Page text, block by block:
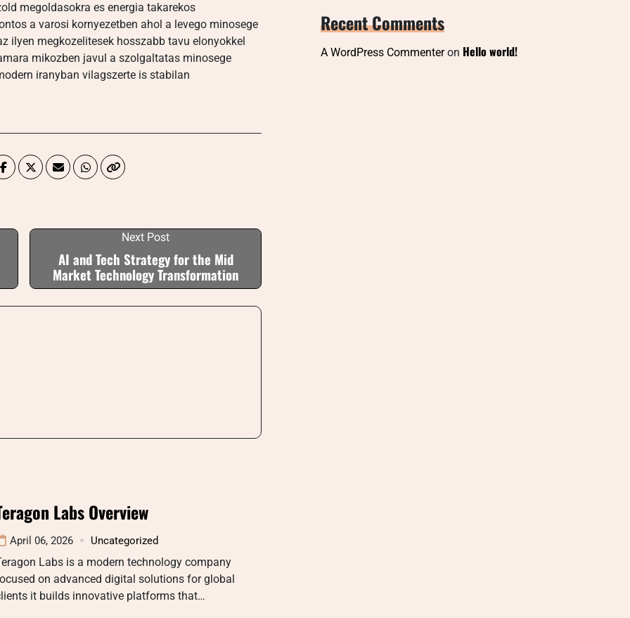
megoldasokra es energia takarekos
a varosi kornyezetben ahol a levego minosege
ilyen megkozelitesek hosszabb tavu elonyokkel
mikozben javul a szolgaltatas minosege
iranyban vilagszerte is stabilan
Next Post
AI and Tech Strategy for the Mid
Market Technology Transformation
Labs Overview
April 06, 2026 Uncategorized
Labs is a modern technology company
on advanced digital solutions for global
it builds innovative platforms that…
Recent Comments
A WordPress Commenteron Hello world!